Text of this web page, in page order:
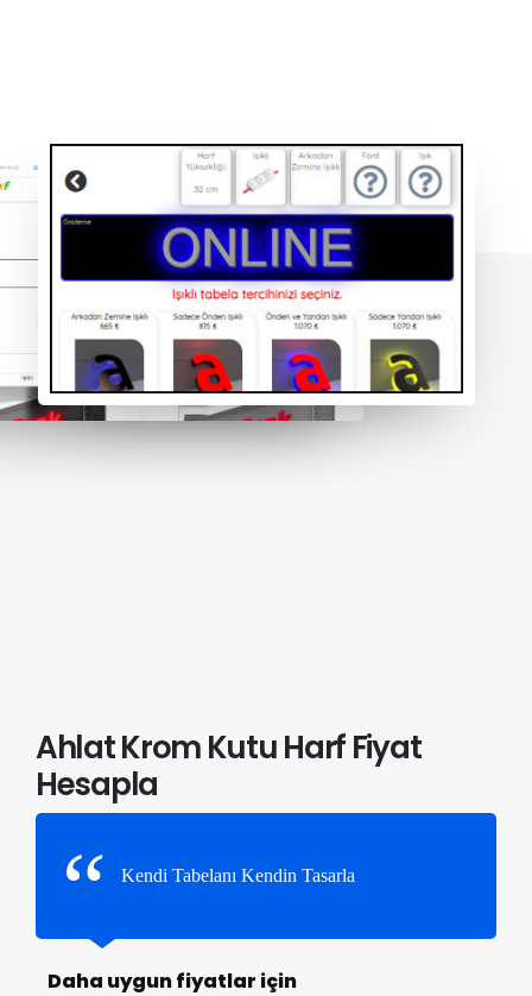
Ahlat Krom Kutu Harf Fiyat
Hesapla
Kendi Tabelanı Kendin Tasarla
Daha uygun fiyatlar için